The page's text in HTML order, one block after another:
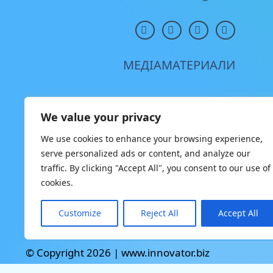
We value your privacy
We use cookies to enhance your browsing experience,
serve personalized ads or content, and analyze our
traffic. By clicking "Accept All", you consent to our use of
cookies.
Customize Reject All Accept All
МЕДІАМАТЕРИАЛИ
© Copyright 2026 | www.innovator.biz